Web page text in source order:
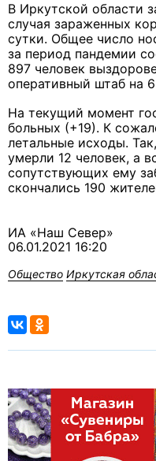
В Иркутской области
случая зараженных
сутки. Общее число
за период пандемии
897 человек
оперативный штаб на
На текущий момент
больных (+19). К
летальные исходы.
умерли 12 человек, а
сопутствующих ему
скончались 190
ИА «Наш Север»
06.01.2021 16:20
Общество Иркутская